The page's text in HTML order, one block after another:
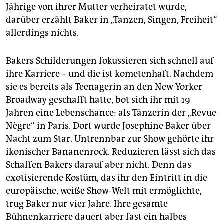
Jährige von ihrer Mutter verheiratet wurde,
darüber erzählt Baker in „Tanzen, Singen, Freiheit“
allerdings nichts.
Bakers Schilderungen fokussieren sich schnell auf
ihre Karriere – und die ist kometenhaft. Nachdem
sie es bereits als Teenagerin an den New Yorker
Broadway geschafft hatte, bot sich ihr mit 19
Jahren eine Lebenschance: als Tänzerin der „Revue
Nègre“ in Paris. Dort wurde Josephine Baker über
Nacht zum Star. Untrennbar zur Show gehörte ihr
ikonischer Bananenrock. Reduzieren lässt sich das
Schaffen Bakers darauf aber nicht. Denn das
exotisierende Kostüm, das ihr den Eintritt in die
europäische, weiße Show-Welt mit ermöglichte,
trug ­Baker nur vier Jahre. Ihre gesamte
Bühnenkarriere dauert aber fast ein halbes